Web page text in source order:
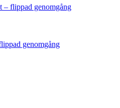
– flippad genomgång
genomgång